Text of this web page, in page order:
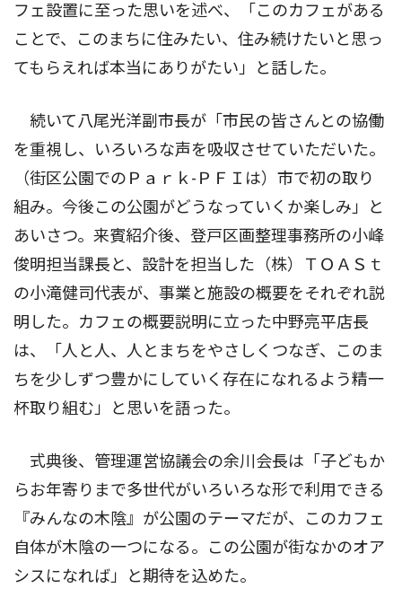
フェ設置に至った思いを述べ、「このカフェがある
ことで、このまちに住みたい、住み続けたいと思っ
てもらえれば本当にありがたい」と話した。
続いて八尾光洋副市長が「市民の皆さんとの協働
を重視し、いろいろな声を吸収させていただいた。
（街区公園でのＰａｒｋ-ＰＦＩは）市で初の取り
組み。今後この公園がどうなっていくか楽しみ」と
あいさつ。来賓紹介後、登戸区画整理事務所の小峰
俊明担当課長と、設計を担当した（株）ＴＯＡＳｔ
の小滝健司代表が、事業と施設の概要をそれぞれ説
明した。カフェの概要説明に立った中野亮平店長
は、「人と人、人とまちをやさしくつなぎ、このま
ちを少しずつ豊かにしていく存在になれるよう精一
杯取り組む」と思いを語った。
式典後、管理運営協議会の余川会長は「子どもか
らお年寄りまで多世代がいろいろな形で利用できる
『みんなの木陰』が公園のテーマだが、このカフェ
自体が木陰の一つになる。この公園が街なかのオア
シスになれば」と期待を込めた。